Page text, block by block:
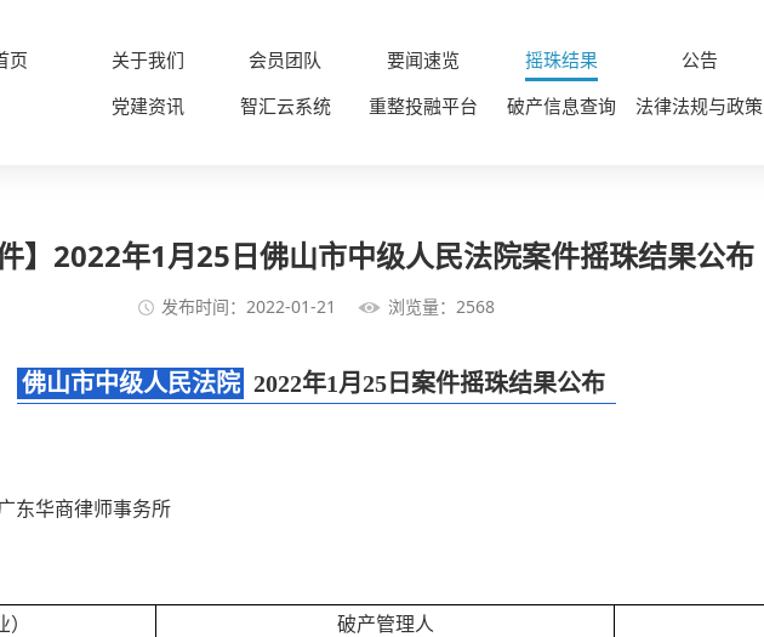
页 关于我们 会员团队 要闻速览 摇珠结果 公告
党建资讯
智汇云系统 重整投融平台 破产信息查询 法律法规与政策
件】2022年1月25日佛山市中级人民法院案件摇珠结果公布
发布时间：2022-01-21 浏览量：2568
佛山市中级人民法院 2022年1月25日案件摇珠结果公布
东华商律师事务所
破产管理人